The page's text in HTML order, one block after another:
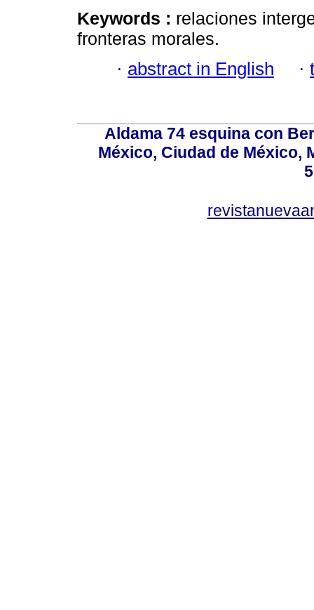
Keywords : relaciones
fronteras morales.
· abstract in English ·
Aldama 74 esquina con
México, Ciudad de México,